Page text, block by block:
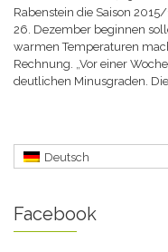
Rabenstein die Saison
26. Dezember beginnen
warmen Temperaturen
Rechnung. „Vor einer
deutlichen Minusgraden. Die
Deutsch
Facebook